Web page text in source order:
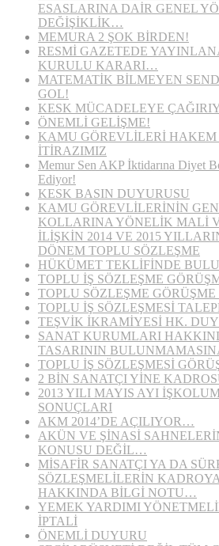
ESASLARINA DAİR GENEL
DEĞİŞİKLİK…
MEMURA 2 ŞOK BİRDEN!
RESMİ GAZETEDE
KURULU KARARI…
MATEMATİK BİLMEYEN
GOL!
KESK MÜCADELEYE
ÖNEMLİ GELİŞME!
KAMU GÖREVLİLERİ HAKEM
İTİRAZIMIZ
Memur Sen AKP İktidarına Diyet
Ediyor!
KESK BASIN DUYURUSU
KAMU GÖREVLİLERİNİN
KOLLARINA YÖNELİK MALİ
İLİŞKİN 2014 VE 2015
DÖNEM TOPLU SÖZLEŞME
HÜKÜMET TEKLİFİNDE
TOPLU İŞ SÖZLEŞME
TOPLU SÖZLEŞME
TOPLU İŞ SÖZLEŞMESİ
TEŞVİK İKRAMİYESİ HK.
SANAT KURUMLARI
TASARININ
TOPLU İŞ SÖZLEŞMESİ
2 BİN SANATÇI YİNE
2013 YILI MAYIS AYI
SONUÇLARI
AKM 2014’DE AÇILIYOR…
AKÜN VE ŞİNASİ
KONUSU DEĞİL…
MİSAFİR SANATÇI YA DA
SÖZLEŞMELİLERİN
HAKKINDA BİLGİ NOTU…
YEMEK YARDIMI
İPTALİ
ÖNEMLİ DUYURU